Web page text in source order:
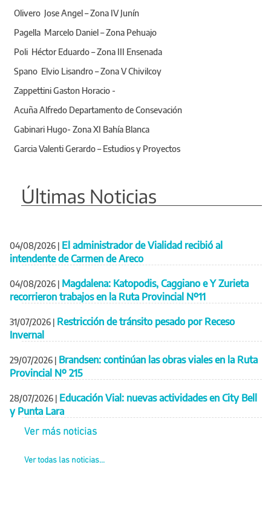
Olivero Jose Angel – Zona IV Junín
Pagella Marcelo Daniel – Zona Pehuajo
Poli Héctor Eduardo – Zona III Ensenada
Spano Elvio Lisandro – Zona V Chivilcoy
Zappettini Gaston Horacio -
Acuña Alfredo Departamento de Consevación
Gabinari Hugo- Zona XI Bahía Blanca
Garcia Valenti Gerardo – Estudios y Proyectos
Últimas Noticias
04/08/2026 | El administrador de Vialidad recibió al
intendente de Carmen de Areco
04/08/2026 | Magdalena: Katopodis, Caggiano e Y Zurieta
recorrieron trabajos en la Ruta Provincial Nº11
31/07/2026 | Restricción de tránsito pesado por Receso
Invernal
29/07/2026 | Brandsen: continúan las obras viales en la Ruta
Provincial Nº 215
28/07/2026 | Educación Vial: nuevas actividades en City Bell
y Punta Lara
Ver más noticias
Ver todas las noticias...